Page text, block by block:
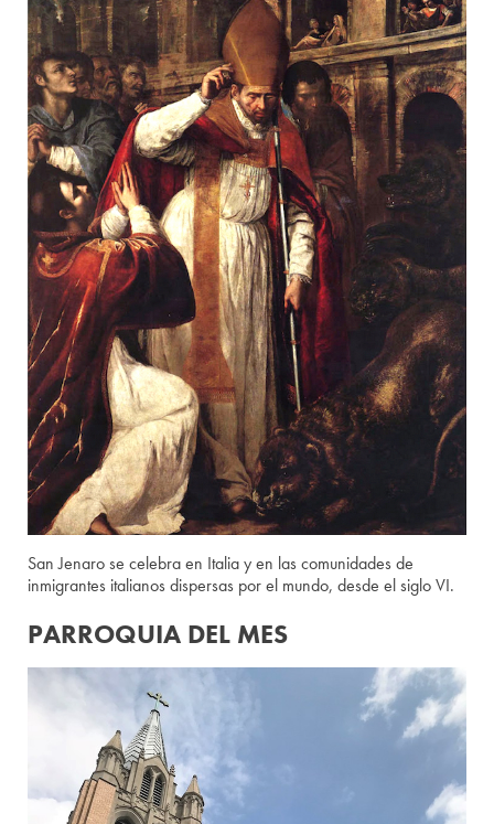
San Jenaro se celebra en Italia y en las comunidades de
inmigrantes italianos dispersas por el mundo, desde el siglo VI.
PARROQUIA DEL MES